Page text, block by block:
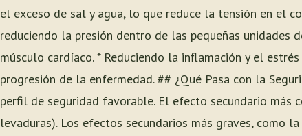
el exceso de sal y agua, lo que reduce la tensión en el
reduciendo la presión dentro de las pequeñas
músculo cardíaco. * Reduciendo la inflamación y el
progresión de la enfermedad. ## ¿Qué Pasa con la
perfil de seguridad favorable. El efecto secundario más
levaduras). Los efectos secundarios más graves, como